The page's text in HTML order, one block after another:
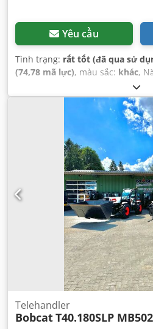
Yêu cầu
Tình trạng: rất tốt (đã qua sử
(74,78 mã lực), màu sắc: khác,
điều
Telehandler
BobcatT40.180SLP